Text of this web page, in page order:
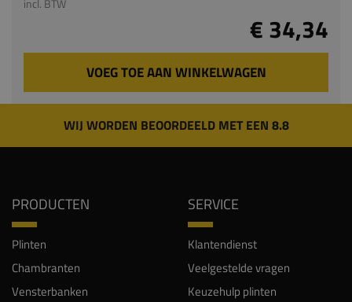
incl. BTW
€ 34,34
VOEG TOE AAN WINKELWAGEN
WIJ WORDEN BEOORDEELD MET EEN 8.8
PRODUCTEN
Plinten
Chambranten
Vensterbanken
SERVICE
Klantendienst
Veelgestelde vragen
Keuzehulp plinten